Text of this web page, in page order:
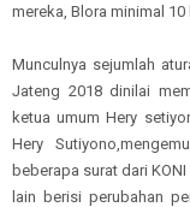
mereka, Blora minimal
Munculnya sejumlah
Jateng 2018 dinilai
ketua umum Hery
Hery
beberapa surat dari
lain berisi perubahan